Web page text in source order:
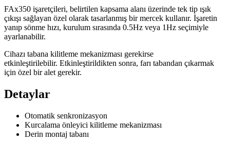
FAx350 işaretçileri, belirtilen kapsama alanı üzerinde tek tip ışık
çıkışı sağlayan özel olarak tasarlanmış bir mercek kullanır. İşaretin
yanıp sönme hızı, kurulum sırasında 0.5Hz veya 1Hz seçimiyle
ayarlanabilir.
Cihazı tabana kilitleme mekanizması gerekirse
etkinleştirilebilir. Etkinleştirildikten sonra, farı tabandan çıkarmak
için özel bir alet gerekir.
Detaylar
Otomatik senkronizasyon
Kurcalama önleyici kilitleme mekanizması
Derin montaj tabanı